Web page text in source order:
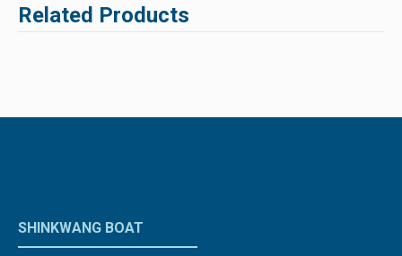
Related Products
SHINKWANG BOAT